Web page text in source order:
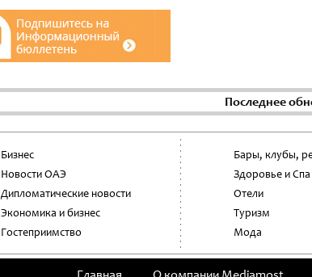
женщин в
музее Al
Shindagha
Последнее
Бизнес
Новости ОАЭ
Дипломатические новости
Экономика и бизнес
Гостеприимство
Бары, клубы,
Здоровье и Спа
Отели
Туризм
Мода